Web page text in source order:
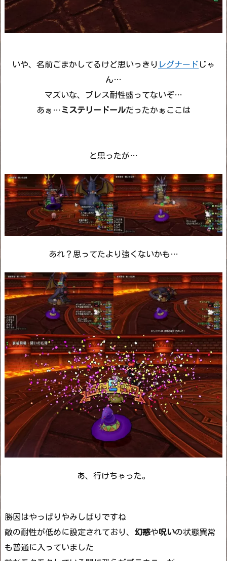
いや、名前ごまかしてるけど思いっきり レグナード じゃ
ん…
マズいな、ブレス耐性盛ってないぞ…
あぁ… ミステリードールだったかぁここは
と思ったが…
あれ？思ってたより強くないかも…
あ、行けちゃった。
勝因はやっぱりやみしばりですね
敵の耐性が低めに設定されており、 幻惑や呪いの状態異常
も普通に入っていました